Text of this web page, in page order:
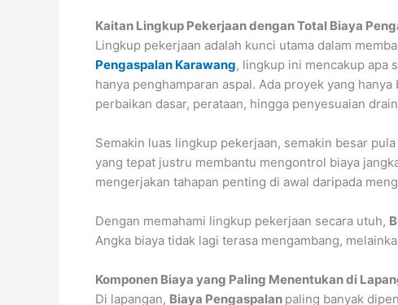
Kaitan Lingkup Pekerjaan dengan Total Biaya
Lingkup pekerjaan adalah kunci utama dalam
Pengaspalan Karawang, lingkup ini mencakup apa
hanya penghamparan aspal. Ada proyek yang
perbaikan dasar, perataan, hingga penyesuaian
Semakin luas lingkup pekerjaan, semakin besar
yang tepat justru membantu mengontrol biaya
mengerjakan tahapan penting di awal daripada
Dengan memahami lingkup pekerjaan secara utuh,
Angka biaya tidak lagi terasa mengambang,
Komponen Biaya yang Paling Menentukan di
Di lapangan, Biaya Pengaspalan paling banyak